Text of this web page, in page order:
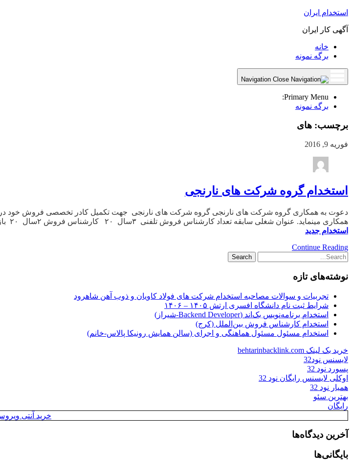
استخدام ایران
آگهی کار ایران
خانه
برگه نمونه
Primary Menu:
برگه نمونه
برچسب: های
فوریه 9, 2016
استخدام گروه شرکت های نارنجی
دعوت به همکاری گروه شرکت های نارنجی گروه شرکت های نارنجی جهت تکمیل کادر تخصصی فروش خود در
همکاری مینماید. عنوان شغلی سابقه تعداد کارشناس فروش تلفنی ۳سال ۲۰ کارشناس فروش ۲سال ۲۰ بازاریاب حضوری ۲ سال […]
استخدام جدید
Continue Reading
نوشته‌های تازه
تجربیات و سوالات مصاحبه استخدام شرکت های فولاد کاویان و ذوب آهن شاهرود
شرایط ثبت نام دانشگاه افسری ارتش ۱۴۰۵ – ۱۴۰۶
استخدام برنامه‌نویس بک‌اند (Backend Developer-شیراز)
استخدام کارشناس فروش بین‌الملل (کرج)
استخدام مسئول مسئول هماهنگی و اجرای (سالن همایش رونیکا پالاس-خانم)
خرید بک لینک behtarinbacklink.com
لایسنس نود32
پسورد نود 32
اوکلی لایسنس رایگان نود 32
همیار نود 32
بهترین سئو
رایگان
خرید آنتی
آخرین دیدگاه‌ها
بایگانی‌ها